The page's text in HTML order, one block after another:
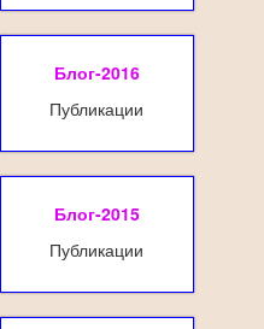
Блог-2016
Публикации
Блог-2015
Публикации